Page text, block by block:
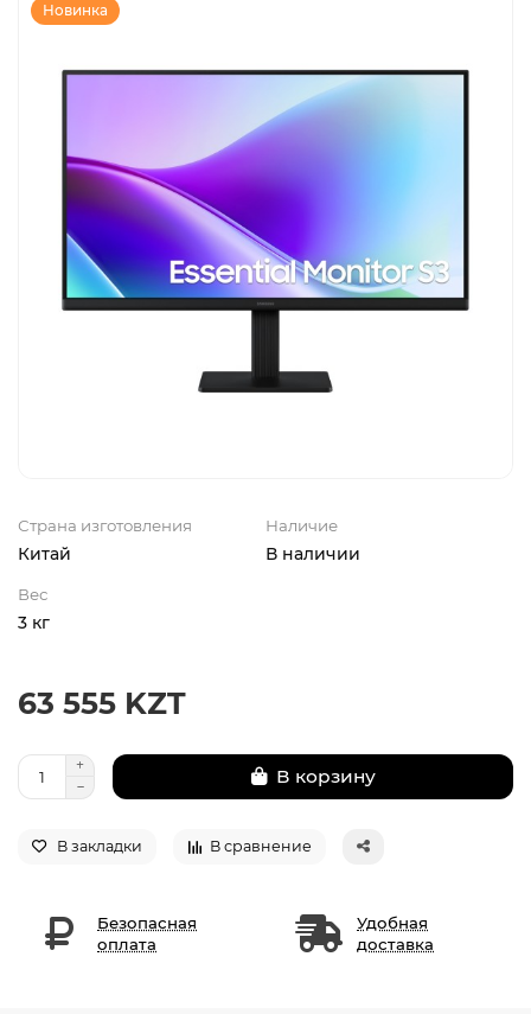
Новинка
Страна изготовления
Китай
Наличие
В наличии
Вес
3 кг
63 555 KZT
В корзину
В закладки В сравнение
Безопасная
оплата
Удобная
доставка